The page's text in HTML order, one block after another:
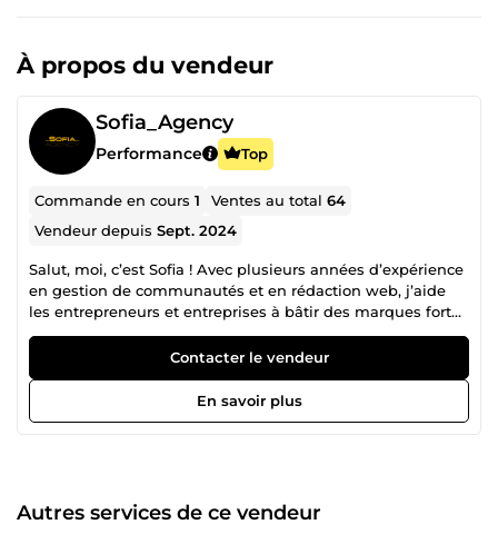
À propos du vendeur
Sofia_Agency
Performance Top
Commande en cours1 Ventes au total64
Vendeur depuisSept. 2024
Salut, moi, c’est Sofia ! Avec plusieurs années d’expérience
en gestion de communautés et en rédaction web, j’aide
les entrepreneurs et entreprises à bâtir des marques fortes
et à engager leurs audiences de manière authentique et
impactante. Spécialiste certifiée dans mon domaine, je
maîtrise des outils et techniques performants pour animer
vos réseaux sociaux, créer des stratégies éditoriales
percutantes, et rédiger des contenus optimisés qui
accroître votre visibilité, fidéliser votre communauté ou
booster vos ventes, je mets tout en œuvre pour
Contacter le vendeur
En savoir plus
Autres services de ce vendeur